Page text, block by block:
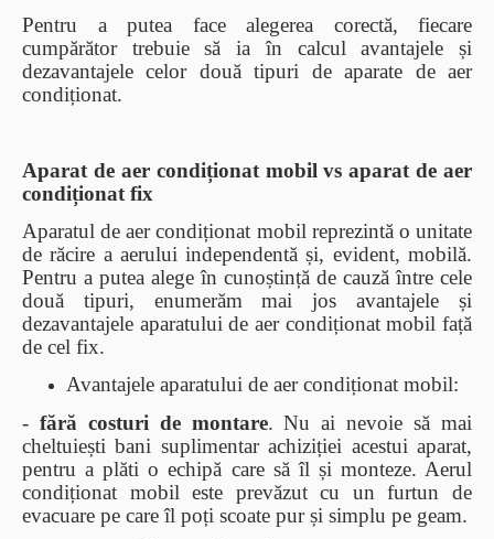
Pentru a putea face alegerea corectă, fiecare
cumpărător trebuie să ia în calcul avantajele și
dezavantajele celor două tipuri de aparate de aer
condiționat.
Aparat de aer condiționat mobil vs aparat de aer
condiționat fix
Aparatul de aer condiționat mobil reprezintă o unitate
de răcire a aerului independentă și, evident, mobilă.
Pentru a putea alege în cunoștință de cauză între cele
două tipuri, enumerăm mai jos avantajele și
dezavantajele aparatului de aer condiționat mobil față
de cel fix.
Avantajele aparatului de aer condiționat mobil:
- fără costuri de montare. Nu ai nevoie să mai
cheltuiești bani suplimentar achiziției acestui aparat,
pentru a plăti o echipă care să îl și monteze. Aerul
condiționat mobil este prevăzut cu un furtun de
evacuare pe care îl poți scoate pur și simplu pe geam.